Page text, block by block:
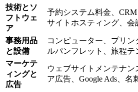
技術とソ
フトウェ
ア
予約システム料金、
サイトホスティング、会
事務用品
と設備
コンピューター、プリ
ルパンフレット、旅程テ
マーケテ
ィングと
広告
ウェブサイトメンテナン
ア広告、Google Ads、名